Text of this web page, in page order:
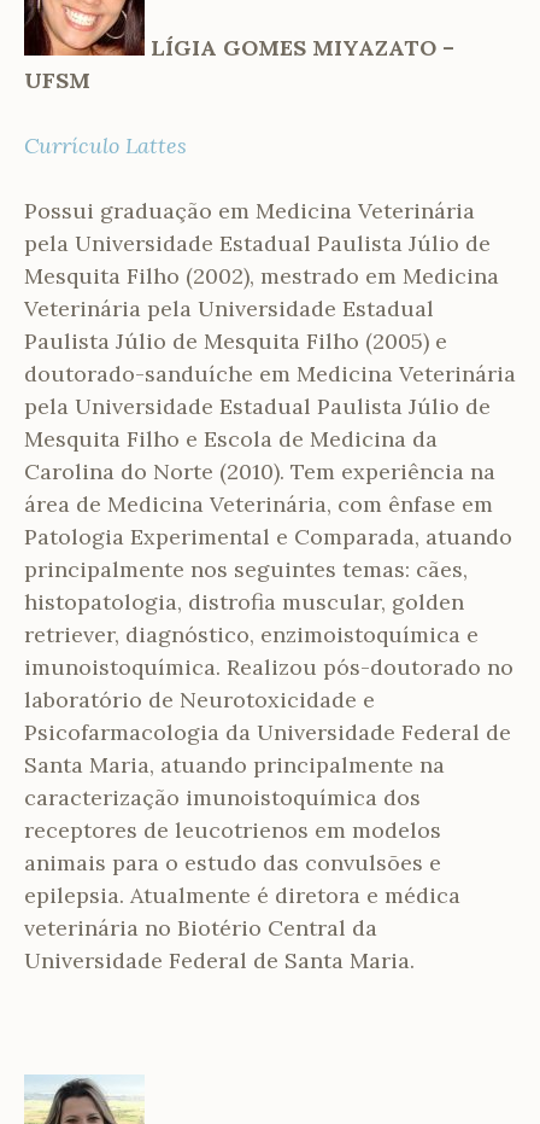
LÍGIA GOMES MIYAZATO –
UFSM
Currículo Lattes
Possui graduação em Medicina Veterinária
pela Universidade Estadual Paulista Júlio de
Mesquita Filho (2002), mestrado em Medicina
Veterinária pela Universidade Estadual
Paulista Júlio de Mesquita Filho (2005) e
doutorado-sanduíche em Medicina Veterinária
pela Universidade Estadual Paulista Júlio de
Mesquita Filho e Escola de Medicina da
Carolina do Norte (2010). Tem experiência na
área de Medicina Veterinária, com ênfase em
Patologia Experimental e Comparada, atuando
principalmente nos seguintes temas: cães,
histopatologia, distrofia muscular, golden
retriever, diagnóstico, enzimoistoquímica e
imunoistoquímica. Realizou pós-doutorado no
laboratório de Neurotoxicidade e
Psicofarmacologia da Universidade Federal de
Santa Maria, atuando principalmente na
caracterização imunoistoquímica dos
receptores de leucotrienos em modelos
animais para o estudo das convulsões e
epilepsia. Atualmente é diretora e médica
veterinária no Biotério Central da
Universidade Federal de Santa Maria.